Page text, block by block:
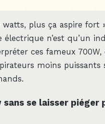
plus ça aspire fort »
n’est qu’un
ces fameux 700W,
moins puissants
se laisser piéger